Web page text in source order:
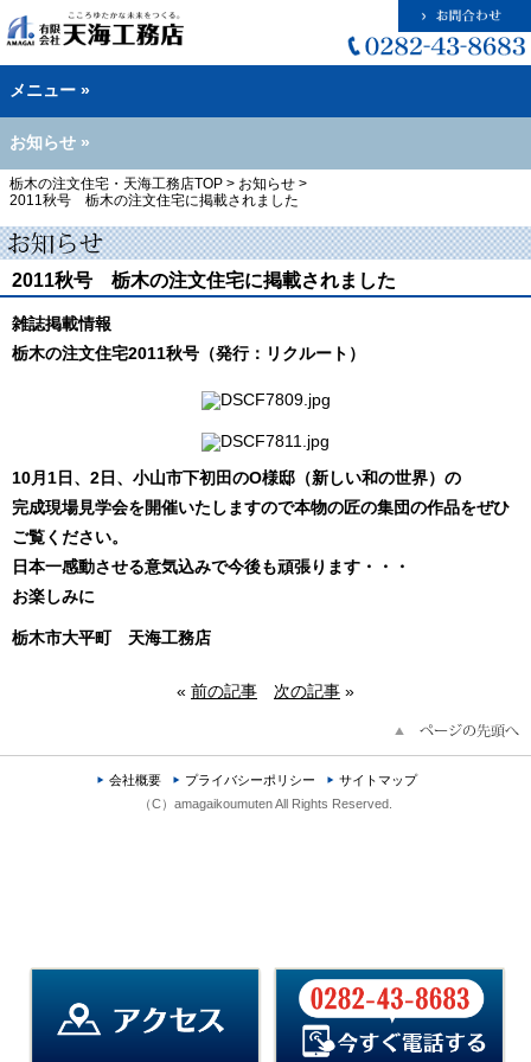
メニュー »
お知らせ »
栃木の注文住宅・天海工務店TOP > お知らせ >
2011秋号 栃木の注文住宅に掲載されました
2011秋号 栃木の注文住宅に掲載されました
雑誌掲載情報
栃木の注文住宅2011秋号（発行：リクルート）
10月1日、2日、小山市下初田のO様邸（新しい和の世界）の
完成現場見学会を開催いたしますので本物の匠の集団の作品をぜひ
ご覧ください。
日本一感動させる意気込みで今後も頑張ります・・・
お楽しみに
栃木市大平町 天海工務店
« 前の記事 次の記事 »
会社概要 プライバシーポリシー
サイトマップ
（C）amagaikoumuten All Rights Reserved.